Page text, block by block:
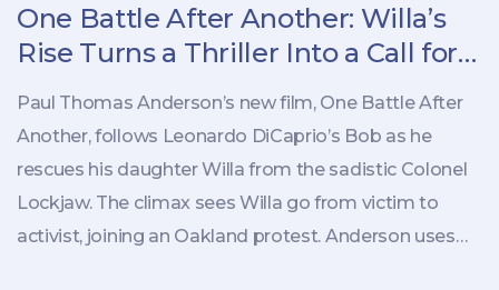
One Battle After Another: Willa’s
Rise Turns a Thriller Into a Call for
Ongoing Resistance
Paul Thomas Anderson’s new film, One Battle After
Another, follows Leonardo DiCaprio’s Bob as he
rescues his daughter Willa from the sadistic Colonel
Lockjaw. The climax sees Willa go from victim to
activist, joining an Oakland protest. Anderson uses